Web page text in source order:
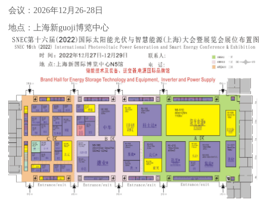
会议：2026年12月26-28日
地点：上海新guoji博览中心